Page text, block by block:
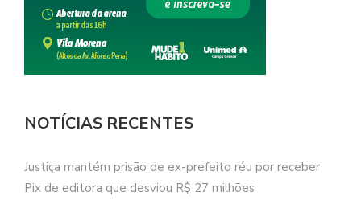
NOTÍCIAS RECENTES
Justiça mantém prisão de ex-prefeito réu por receber
Pix de editora que desviou R$ 27 milhões